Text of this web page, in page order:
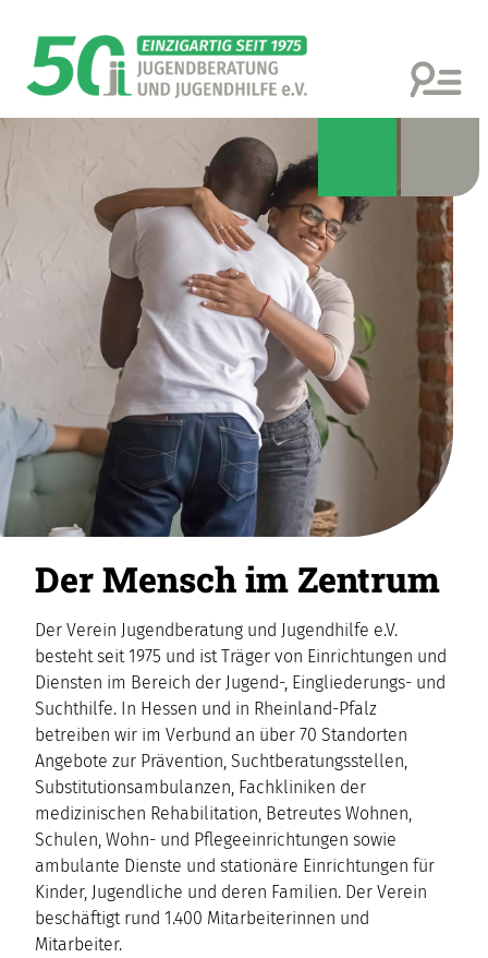
Der Mensch im Zentrum
Der Verein Jugendberatung und Jugendhilfe e.V.
besteht seit 1975 und ist Träger von Einrichtungen und
Diensten im Bereich der Jugend-, Eingliederungs- und
Suchthilfe. In Hessen und in Rheinland-Pfalz
betreiben wir im Verbund an über 70 Standorten
Angebote zur Prävention, Suchtberatungsstellen,
Substitutions­ambulanzen, Fachkliniken der
medizinischen Rehabilitation, Betreutes Wohnen,
Schulen, Wohn- und Pflegeeinrichtungen sowie
ambulante Dienste und stationäre Einrichtungen für
Kinder, Jugendliche und deren Familien. Der Verein
beschäftigt rund 1.400 Mitarbeiterinnen und
Mitarbeiter.